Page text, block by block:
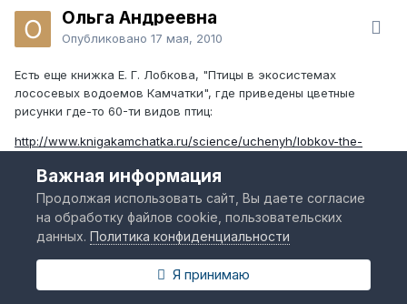
Ольга Андреевна
Опубликовано 17 мая, 2010
Есть еще книжка Е. Г. Лобкова, "Птицы в экосистемах
лососевых водоемов Камчатки", где приведены цветные
рисунки где-то 60-ти видов птиц:
http://www.knigakamchatka.ru/science/uchenyh/lobkov-the-
Петрович
Вчера бродил по лесу. Наконец-то запели птицы! Заливаются
Важная информация
Продолжая использовать сайт, Вы даете согласие
на обработку файлов cookie, пользовательских
данных.Политика конфиденциальности
Я принимаю